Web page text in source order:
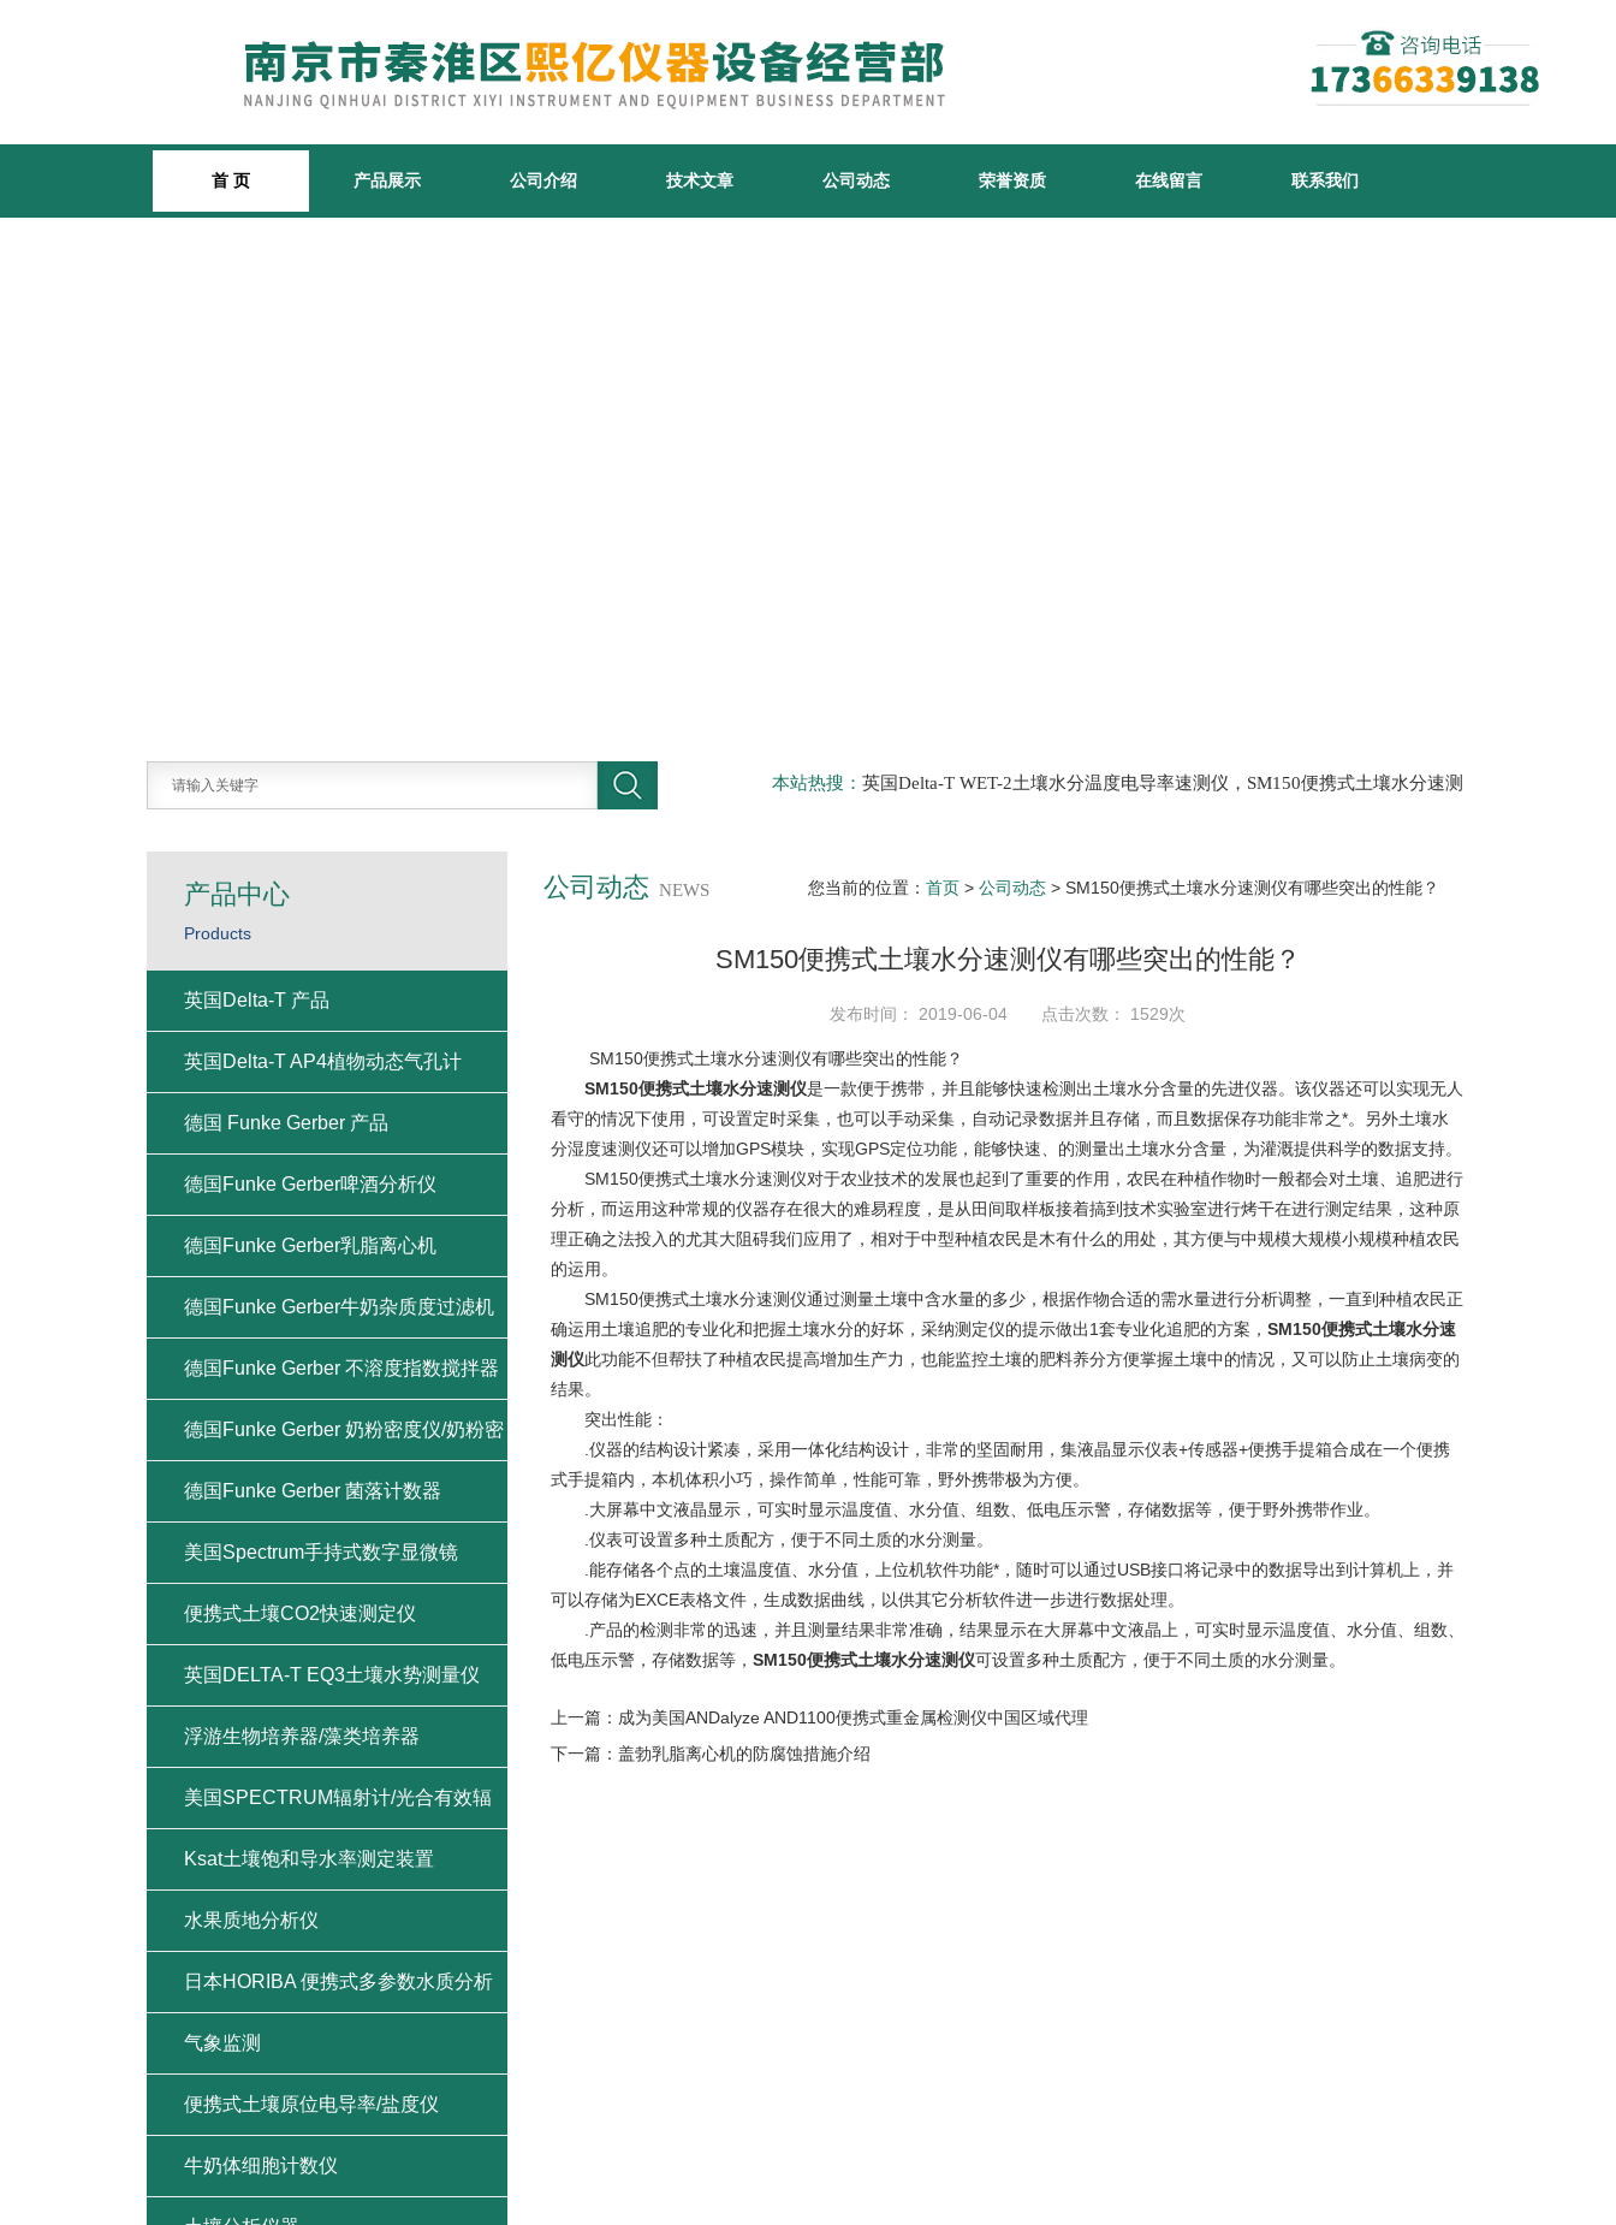
首 页 产品展示 公司介绍 技术文章 公司动态 荣誉资质 在线留言 联系我们
本站热搜： 英国Delta-T WET-2土壤水分温度电导率速测仪，SM150便携式土壤水分速测
公司动态 NEWS 您当前的位置： 首页 > 公司动态 > SM150便携式土壤水分速测仪有哪些突出的性能？
SM150便携式土壤水分速测仪有哪些突出的性能？
发布时间： 2019-06-04 点击次数： 1529次
SM150便携式土壤水分速测仪有哪些突出的性能？
SM150便携式土壤水分速测仪是一款便于携带，并且能够快速检测出土壤水分含量的先进仪器。该仪器还可以实现无人
看守的情况下使用，可设置定时采集，也可以手动采集，自动记录数据并且存储，而且数据保存功能非常之*。另外土壤水
分湿度速测仪还可以增加GPS模块，实现GPS定位功能，能够快速、的测量出土壤水分含量，为灌溉提供科学的数据支持。
SM150便携式土壤水分速测仪对于农业技术的发展也起到了重要的作用，农民在种植作物时一般都会对土壤、追肥进行
分析，而运用这种常规的仪器存在很大的难易程度，是从田间取样板接着搞到技术实验室进行烤干在进行测定结果，这种原
理正确之法投入的尤其大阻碍我们应用了，相对于中型种植农民是木有什么的用处，其方便与中规模大规模小规模种植农民
的运用。
SM150便携式土壤水分速测仪通过测量土壤中含水量的多少，根据作物合适的需水量进行分析调整，一直到种植农民正
确运用土壤追肥的专业化和把握土壤水分的好坏，采纳测定仪的提示做出1套专业化追肥的方案， SM150便携式土壤水分速
测仪此功能不但帮扶了种植农民提高增加生产力，也能监控土壤的肥料养分方便掌握土壤中的情况，又可以防止土壤病变的
结果。
突出性能：
.仪器的结构设计紧凑，采用一体化结构设计，非常的坚固耐用，集液晶显示仪表+传感器+便携手提箱合成在一个便携
式手提箱内，本机体积小巧，操作简单，性能可靠，野外携带极为方便。
.大屏幕中文液晶显示，可实时显示温度值、水分值、组数、低电压示警，存储数据等，便于野外携带作业。
.仪表可设置多种土质配方，便于不同土质的水分测量。
.能存储各个点的土壤温度值、水分值，上位机软件功能*，随时可以通过USB接口将记录中的数据导出到计算机上，并
可以存储为EXCE表格文件，生成数据曲线，以供其它分析软件进一步进行数据处理。
.产品的检测非常的迅速，并且测量结果非常准确，结果显示在大屏幕中文液晶上，可实时显示温度值、水分值、组数、
低电压示警，存储数据等， SM150便携式土壤水分速测仪可设置多种土质配方，便于不同土质的水分测量。
上一篇： 成为美国ANDalyze AND1100便携式重金属检测仪中国区域代理
下一篇： 盖勃乳脂离心机的防腐蚀措施介绍
产品中心
Products
英国Delta-T 产品
英国Delta-T AP4植物动态气孔计
德国 Funke Gerber 产品
德国Funke Gerber啤酒分析仪
德国Funke Gerber乳脂离心机
德国Funke Gerber牛奶杂质度过滤机
德国Funke Gerber 不溶度指数搅拌器
德国Funke Gerber 奶粉密度仪/奶粉密
度计
德国Funke Gerber 菌落计数器
美国Spectrum手持式数字显微镜
便携式土壤CO2快速测定仪
英国DELTA-T EQ3土壤水势测量仪
浮游生物培养器/藻类培养器
美国SPECTRUM辐射计/光合有效辐
射/紫外辐射/总辐射
Ksat土壤饱和导水率测定装置
水果质地分析仪
日本HORIBA 便携式多参数水质分析
仪
气象监测
便携式土壤原位电导率/盐度仪
牛奶体细胞计数仪